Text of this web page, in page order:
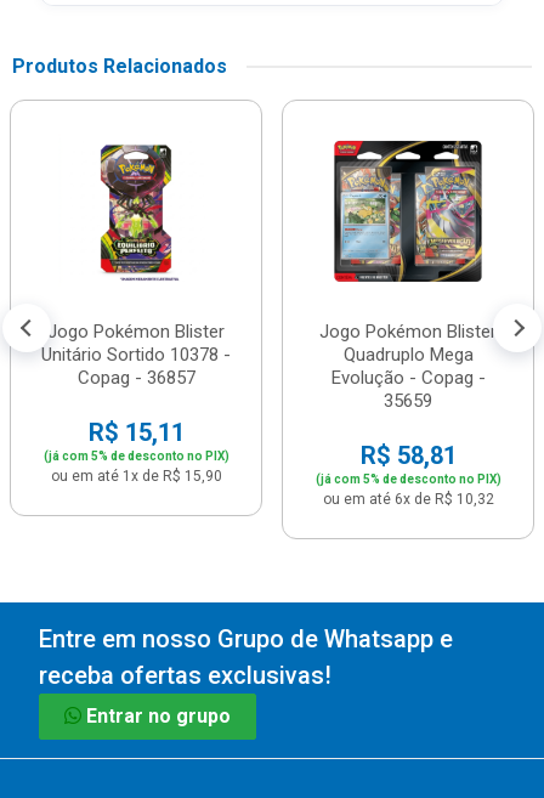
Produtos Relacionados
Jogo Pokémon Blister
Unitário Sortido 10378 -
Copag - 36857
R$ 15,11
(já com 5% de desconto no PIX)
ou em até 1x de R$ 15,90
Jogo Pokémon Blister
Quadruplo Mega
Evolução - Copag -
35659
R$ 58,81
(já com 5% de desconto no PIX)
ou em até 6x de R$ 10,32
Entre em nosso Grupo de Whatsapp e
receba ofertas exclusivas!
Entrar no grupo